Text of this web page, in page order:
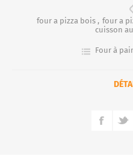
four a pizza bois , four a
cuisson
Four à